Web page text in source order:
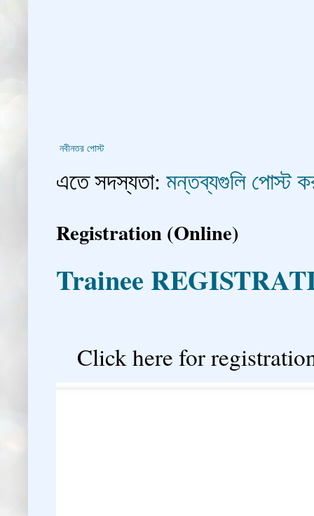
নবীনতর পোস্ট
এতে সদস্যতা: মন্তব্যগুলি পোস্ট
Registration (Online)
Trainee
Click here for